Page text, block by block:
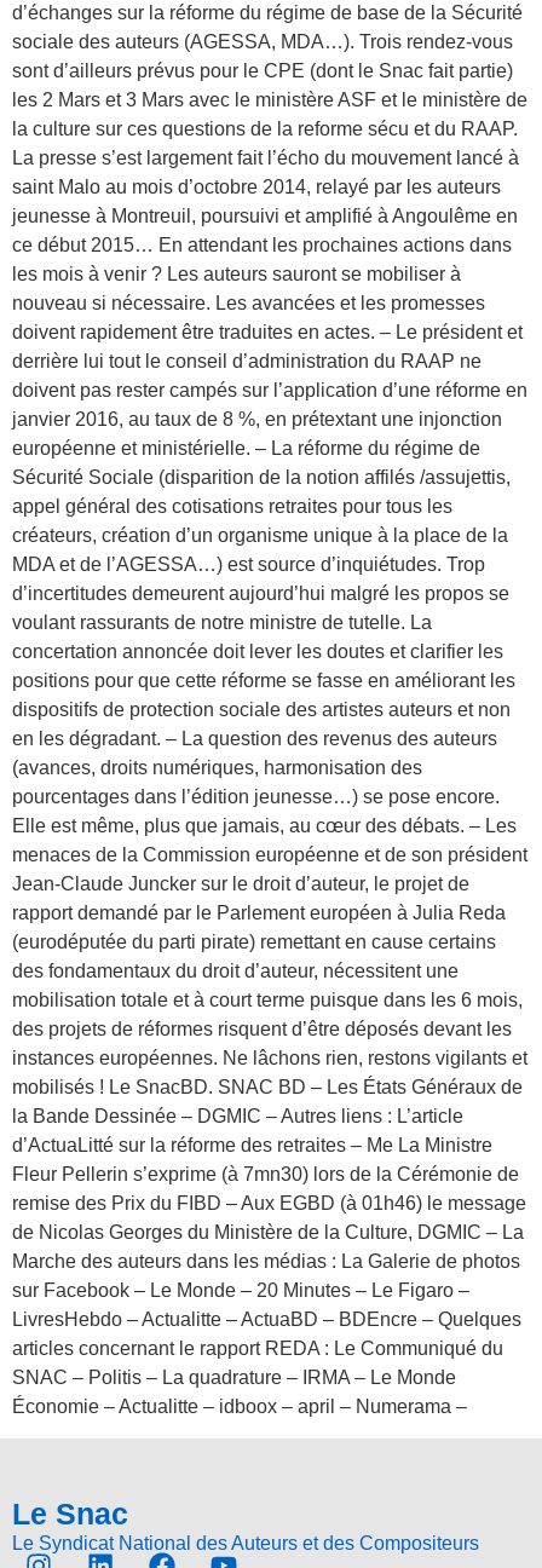
d’échanges sur la réforme du régime de base de la Sécurité
sociale des auteurs (AGESSA, MDA…). Trois rendez-vous
sont d’ailleurs prévus pour le CPE (dont le Snac fait partie)
les 2 Mars et 3 Mars avec le ministère ASF et le ministère de
la culture sur ces questions de la reforme sécu et du RAAP.
La presse s’est largement fait l’écho du mouvement lancé à
saint Malo au mois d’octobre 2014, relayé par les auteurs
jeunesse à Montreuil, poursuivi et amplifié à Angoulême en
ce début 2015… En attendant les prochaines actions dans
les mois à venir ? Les auteurs sauront se mobiliser à
nouveau si nécessaire. Les avancées et les promesses
doivent rapidement être traduites en actes. – Le président et
derrière lui tout le conseil d’administration du RAAP ne
doivent pas rester campés sur l’application d’une réforme en
janvier 2016, au taux de 8 %, en prétextant une injonction
européenne et ministérielle. – La réforme du régime de
Sécurité Sociale (disparition de la notion affilés /assujettis,
appel général des cotisations retraites pour tous les
créateurs, création d’un organisme unique à la place de la
MDA et de l’AGESSA…) est source d’inquiétudes. Trop
d’incertitudes demeurent aujourd’hui malgré les propos se
voulant rassurants de notre ministre de tutelle. La
concertation annoncée doit lever les doutes et clarifier les
positions pour que cette réforme se fasse en améliorant les
dispositifs de protection sociale des artistes auteurs et non
en les dégradant. – La question des revenus des auteurs
(avances, droits numériques, harmonisation des
pourcentages dans l’édition jeunesse…) se pose encore.
Elle est même, plus que jamais, au cœur des débats. – Les
menaces de la Commission européenne et de son président
Jean-Claude Juncker sur le droit d’auteur, le projet de
rapport demandé par le Parlement européen à Julia Reda
(eurodéputée du parti pirate) remettant en cause certains
des fondamentaux du droit d’auteur, nécessitent une
mobilisation totale et à court terme puisque dans les 6 mois,
des projets de réformes risquent d’être déposés devant les
instances européennes. Ne lâchons rien, restons vigilants et
mobilisés ! Le SnacBD. SNAC BD – Les États Généraux de
la Bande Dessinée – DGMIC – Autres liens : L’article
d’ActuaLitté sur la réforme des retraites – Me La Ministre
Fleur Pellerin s’exprime (à 7mn30) lors de la Cérémonie de
remise des Prix du FIBD – Aux EGBD (à 01h46) le message
de Nicolas Georges du Ministère de la Culture, DGMIC – La
Marche des auteurs dans les médias : La Galerie de photos
sur Facebook – Le Monde – 20 Minutes – Le Figaro –
LivresHebdo – Actualitte – ActuaBD – BDEncre – Quelques
articles concernant le rapport REDA : Le Communiqué du
SNAC – Politis – La quadrature – IRMA – Le Monde
Économie – Actualitte – idboox – april – Numerama –
Le Snac
Le Syndicat National des Auteurs et des Compositeurs